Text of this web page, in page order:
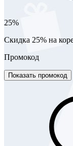
25%
Скидка 25% на
Промокод
Показать промокод